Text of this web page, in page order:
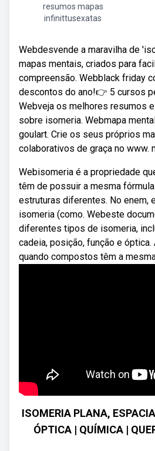
resumos mapas
infinittusexatas
Webdesvende a maravilha de
mapas mentais, criados para
compreensão. Webblack friday
descontos do ano!👉 5 cursos
Webveja os melhores resumos
sobre isomeria. Webmapa
goulart. Crie os seus próprios
colaborativos de graça no www.
Webisomeria é a propriedade
têm de possuir a mesma
estruturas diferentes. No enem,
isomeria (como. Webeste
diferentes tipos de isomeria,
cadeia, posição, função e
quando compostos têm a
ISOMERIA PLANA,
ÓPTICA | QUÍMICA |